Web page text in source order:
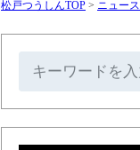
松戸つうしんTOP > ニュース